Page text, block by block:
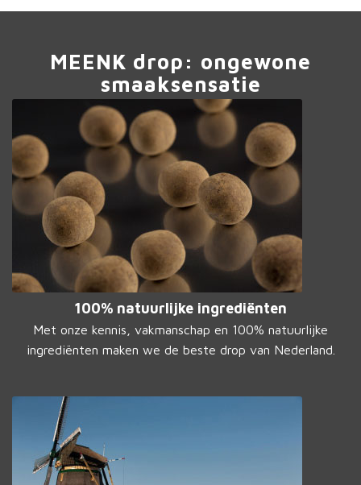
MEENK drop: ongewone
smaaksensatie
100% natuurlijke ingrediënten
Met onze kennis, vakmanschap en 100% natuurlijke
ingrediënten maken we de beste drop van Nederland.